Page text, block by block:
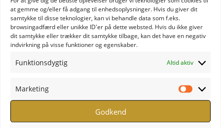
at gemme og/eller få adgang til enhedsoplysninger. Hvis du giver dit
samtykke til disse teknologier, kan vi behandle data som f.eks.
browsingadfærd eller unikke ID'er på dette websted. Hvis du ikke giver
dit samtykke eller trækker dit samtykke tilbage, kan det have en negativ
indvirkning på visse funktioner og egenskaber.
Funktionsdygtig Altid aktiv
Marketing
Godkend
YOGA uddannelse - læs mere